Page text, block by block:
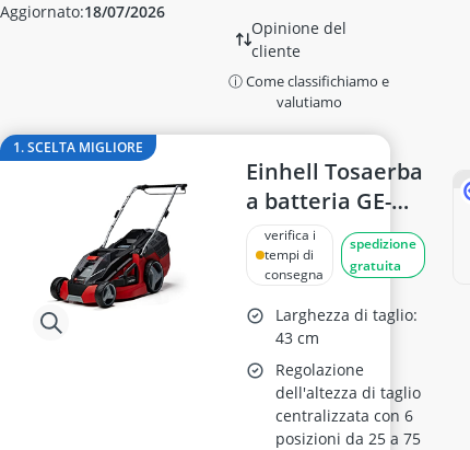
affumicatore a gas
affumicatore da tavolo
affumicatore elettrico
Aiuola rialzata
Allarme per piscina
Altalena a nido
amaca
Amaca con supporto
Aggiornato:18/07/2026
Opinione del
cliente
ⓘ Come classifichiamo e
valutiamo
1. SCELTA MIGLIORE
Einhell Tosaerba
a batteria GE-
CM 43 Li M
verifica i
tempi di
consegna
spedizione
gratuita
Larghezza di taglio:
43 cm
Regolazione
dell'altezza di taglio
centralizzata con 6
posizioni da 25 a 75